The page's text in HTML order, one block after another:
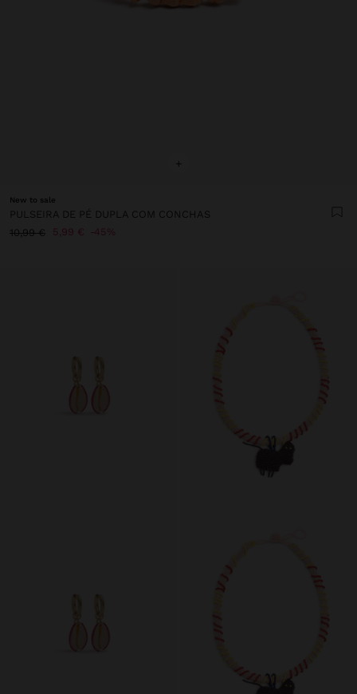
+
New to sale
PULSEIRA DE PÉ DUPLA COM CONCHAS
10,99 €
5,99 € 45%